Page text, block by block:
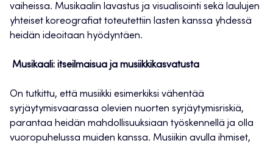
vaiheissa. Musikaalin lavastus ja visualisointi sekä laulujen
yhteiset koreografiat toteutettiin lasten kanssa yhdessä
heidän ideoitaan hyödyntäen.
Musikaali: itseilmaisua ja musiikkikasvatusta
On tutkittu, että musiikki esimerkiksi vähentää
syrjäytymisvaarassa olevien nuorten syrjäytymisriskiä,
parantaa heidän mahdollisuuksiaan työskennellä ja olla
vuoropuhelussa muiden kanssa. Musiikin avulla ihmiset,